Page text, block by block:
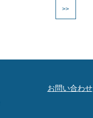
>>
お問い合わせ